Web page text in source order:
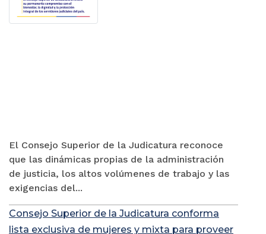
El Consejo Superior de la Judicatura reconoce
que las dinámicas propias de la administración
de justicia, los altos volúmenes de trabajo y las
exigencias del...
Consejo Superior de la Judicatura conforma
lista exclusiva de mujeres y mixta para proveer